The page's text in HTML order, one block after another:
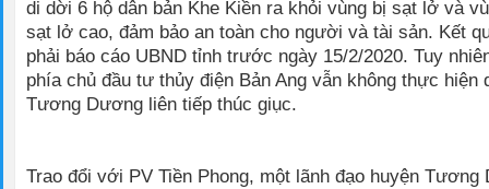
di dời 6 hộ dân bản Khe Kiền ra khỏi vùng bị sạt lở và
sạt lở cao, đảm bảo an toàn cho người và tài sản. Kết
phải báo cáo UBND tỉnh trước ngày 15/2/2020. Tuy
phía chủ đầu tư thủy điện Bản Ang vẫn không thực hiện
Tương Dương liên tiếp thúc giục.
Trao đổi với PV Tiền Phong, một lãnh đạo huyện Tương